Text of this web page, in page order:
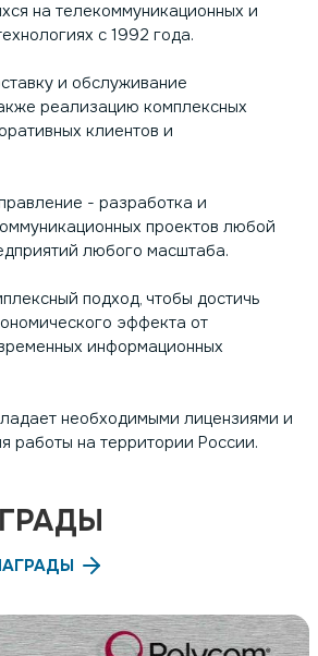
на телекоммуникационных и
с 1992 года.
и обслуживание
реализацию комплексных
клиентов и
- разработка и
проектов любой
любого масштаба.
подход, чтобы достичь
эффекта от
информационных
необходимыми лицензиями и
работы на территории России.